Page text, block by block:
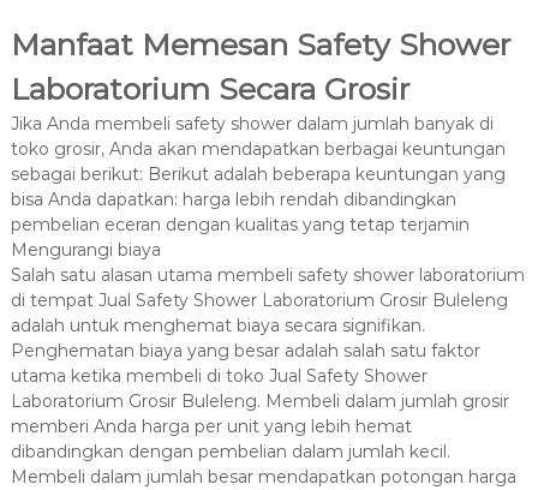
Manfaat Memesan Safety Shower
Laboratorium Secara Grosir
Jika Anda membeli safety shower dalam jumlah banyak di
toko grosir, Anda akan mendapatkan berbagai keuntungan
sebagai berikut: Berikut adalah beberapa keuntungan yang
bisa Anda dapatkan: harga lebih rendah dibandingkan
pembelian eceran dengan kualitas yang tetap terjamin
Mengurangi biaya
Salah satu alasan utama membeli safety shower laboratorium
di tempat Jual Safety Shower Laboratorium Grosir Buleleng
adalah untuk menghemat biaya secara signifikan.
Penghematan biaya yang besar adalah salah satu faktor
utama ketika membeli di toko Jual Safety Shower
Laboratorium Grosir Buleleng. Membeli dalam jumlah grosir
memberi Anda harga per unit yang lebih hemat
dibandingkan dengan pembelian dalam jumlah kecil.
Membeli dalam jumlah besar mendapatkan potongan harga